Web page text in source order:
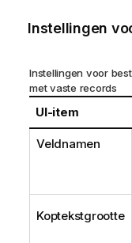
Instellingen
Instellingen voor
met vaste records
UI-item
Veldnamen
Koptekstgrootte